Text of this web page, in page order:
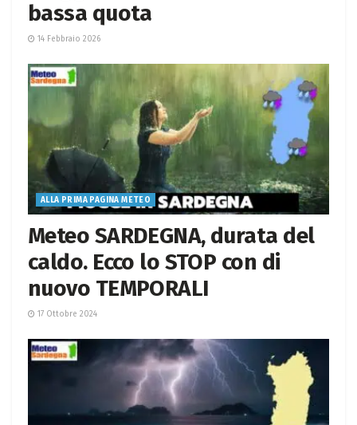
bassa quota
14 Febbraio 2026
ALLA PRIMA PAGINA METEO
Meteo SARDEGNA, durata del
caldo. Ecco lo STOP con di
nuovo TEMPORALI
17 Ottobre 2024